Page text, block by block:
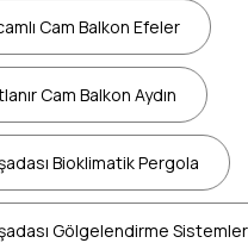
Cam Balkon Efeler
Cam Balkon Aydın
Bioklimatik Pergola
Gölgelendirme